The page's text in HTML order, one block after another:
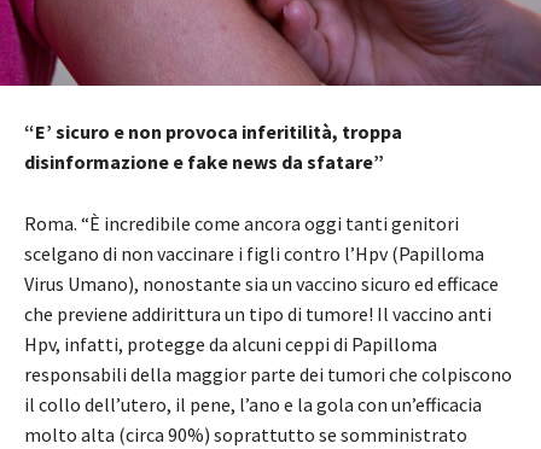
“E’ sicuro e non provoca inferitilità, troppa
disinformazione e fake news da sfatare”
Roma. “È incredibile come ancora oggi tanti genitori
scelgano di non vaccinare i figli contro l’Hpv (Papilloma
Virus Umano), nonostante sia un vaccino sicuro ed efficace
che previene addirittura un tipo di tumore! Il vaccino anti
Hpv, infatti, protegge da alcuni ceppi di Papilloma
responsabili della maggior parte dei tumori che colpiscono
il collo dell’utero, il pene, l’ano e la gola con un’efficacia
molto alta (circa 90%) soprattutto se somministrato